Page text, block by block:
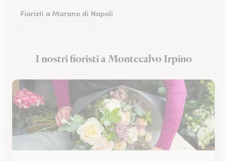
Fioristi a Marano di Napoli
Fioristi a Castellammare di Stabia
I nostri fioristi a Montecalvo Irpino